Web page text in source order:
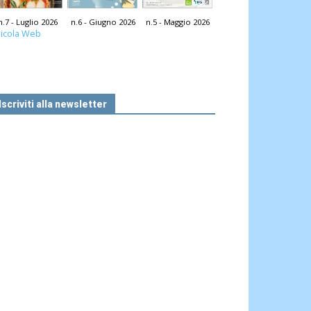
- Luglio 2026 n.6 - Giugno 2026 n.5 - Maggio 2026
Web
alla newsletter